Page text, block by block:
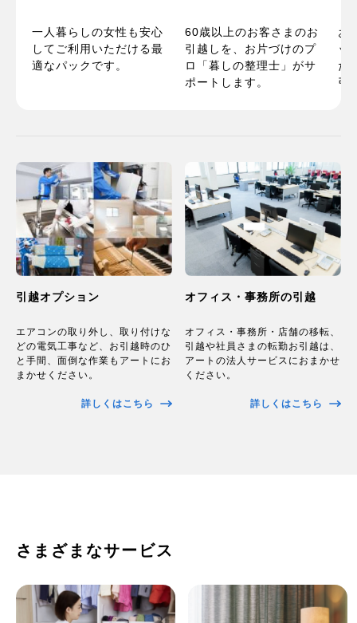
一人暮らしの女性も安心
してご利用いただける最
適なパックです。
60歳以上のお客さまのお
引越しを、お片づけのプ
ロ「暮しの整理士」がサ
ポートします。
お
ッ
た
引
引越オプション
エアコンの取り外し、取り付けな
どの電気工事など、お引越時のひ
と手間、面倒な作業もアートにお
まかせください。
詳しくはこちら
オフィス・事務所の引越
オフィス・事務所・店舗の移転、
引越や社員さまの転勤お引越は、
アートの法人サービスにおまかせ
ください。
詳しくはこちら
さまざまなサービス